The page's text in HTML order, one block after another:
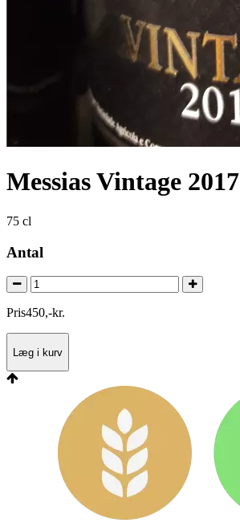
Messias Vintage 2017
75 cl
Antal
Pris450,-kr.
Læg i kurv